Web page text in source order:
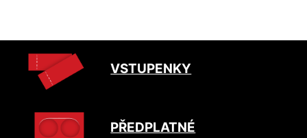
VSTUPENKY
PŘEDPLATNÉ